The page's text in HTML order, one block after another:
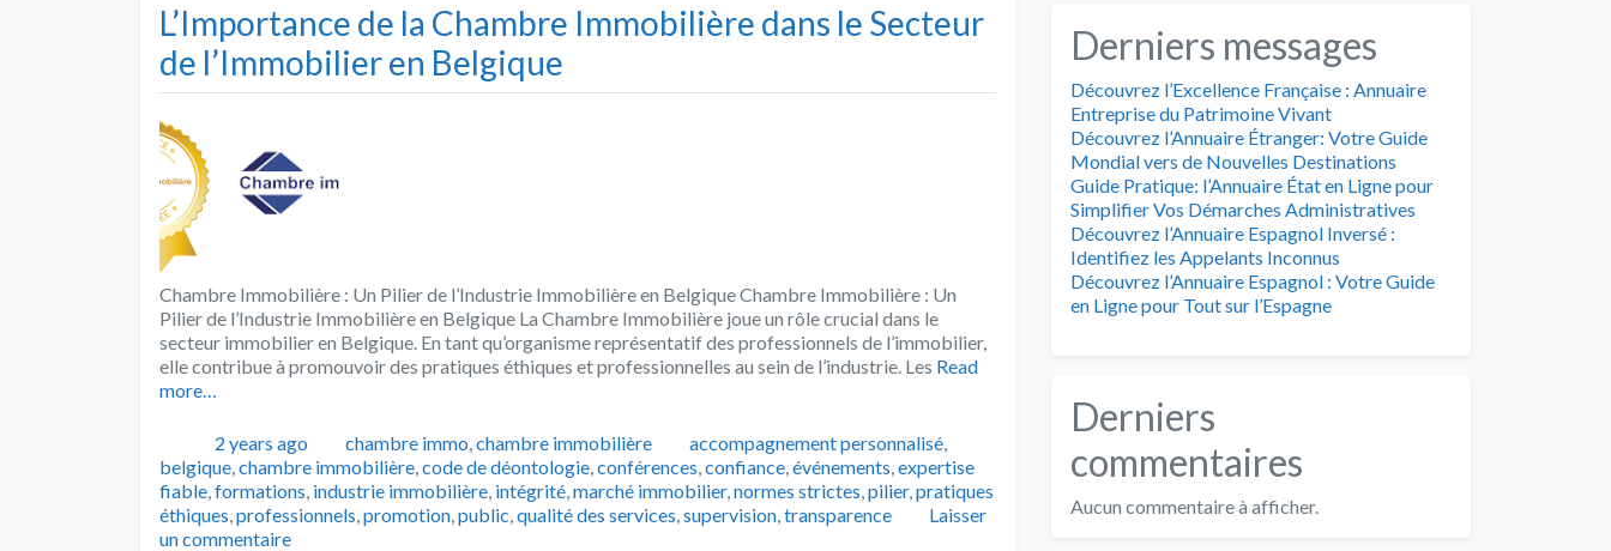
L’Importance de la Chambre Immobilière dans le Secteur
de l’Immobilier en Belgique
Chambre Immobilière : Un Pilier de l’Industrie Immobilière en Belgique Chambre Immobilière : Un
Pilier de l’Industrie Immobilière en Belgique La Chambre Immobilière joue un rôle crucial dans le
secteur immobilier en Belgique. En tant qu’organisme représentatif des professionnels de l’immobilier,
elle contribue à promouvoir des pratiques éthiques et professionnelles au sein de l’industrie. Les Read
more…
Publié2 years ago Catégories
chambre immo,chambre immobilière Tags
accompagnement personnalisé,
belgique,chambre immobilière,code de déontologie,conférences,confiance,événements,expertise
fiable,formations, industrie immobilière, intégrité,marché immobilier,normes strictes,pilier,pratiques
éthiques,professionnels,promotion,public,qualité des services,supervision,transparence
Laisser
un commentaire
Derniers messages
Découvrez l’Excellence Française : Annuaire
Entreprise du Patrimoine Vivant
Découvrez l’Annuaire Étranger: Votre Guide
Mondial vers de Nouvelles Destinations
Guide Pratique: l’Annuaire État en Ligne pour
Simplifier Vos Démarches Administratives
Découvrez l’Annuaire Espagnol Inversé :
Identifiez les Appelants Inconnus
Découvrez l’Annuaire Espagnol : Votre Guide
en Ligne pour Tout sur l’Espagne
Derniers
commentaires
Aucun commentaire à afficher.